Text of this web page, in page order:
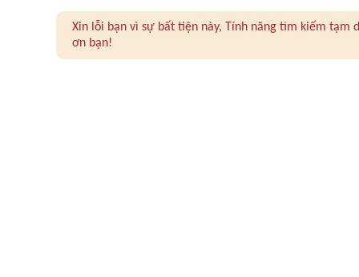
Xin lỗi bạn vì sự bất tiện này, Tính năng tìm kiếm
ơn bạn!